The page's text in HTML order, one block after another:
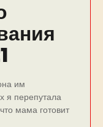
им
я перепутала
мама готовит